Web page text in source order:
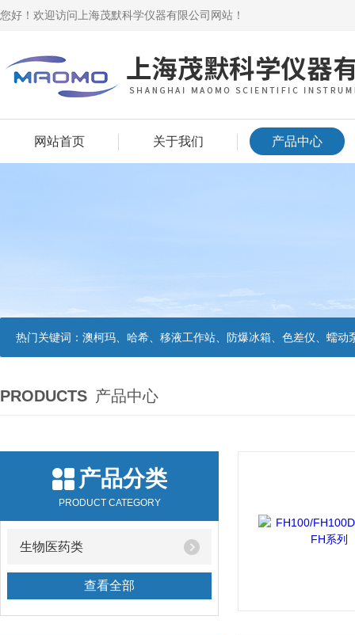
您好！欢迎访问上海茂默科学仪器有限公司网站！
网站首页 关于我们 产品中心
热门关键词： 澳柯玛、哈希、移液工作站、防爆冰箱、色差仪、蠕动
PRODUCTS 产品中心
产品分类
PRODUCT CATEGORY
生物医药类
查看全部